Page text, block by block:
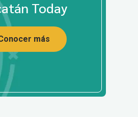
Today
más